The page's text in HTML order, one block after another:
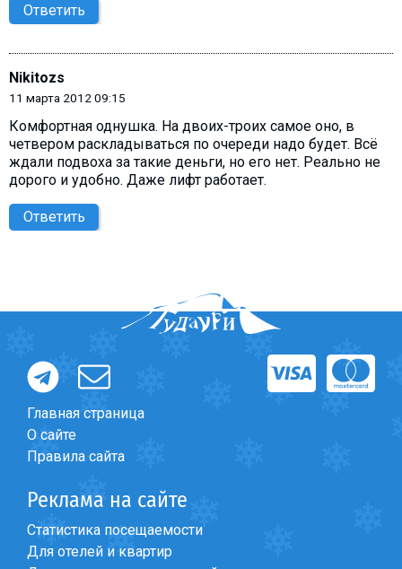
Ответить
Nikitozs
11 марта 2012 09:15
Комфортная однушка. На двоих-троих самое оно, в
четвером раскладываться по очереди надо будет. Всё
ждали подвоха за такие деньги, но его нет. Реально не
дорого и удобно. Даже лифт работает.
Ответить
Главная страница
О сайте
Правила сайта
Реклама на сайте
Статистика посещаемости
Для отелей и квартир